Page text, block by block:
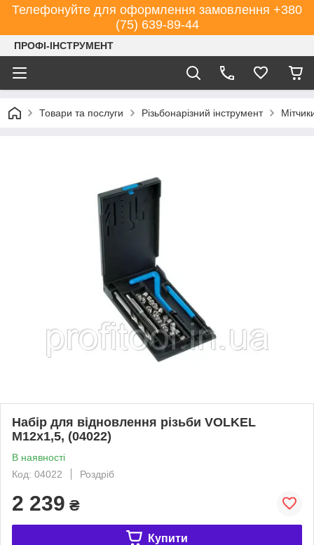
Телефонуйте для оформлення замовлення +380
(75) 639-89-44
ПРОФІ-ІНСТРУМЕНТ
Товари та послуги Різьбонарізний інструмент
Набір для відновлення різьби VOLKEL
М12х1,5, (04022)
В наявності
Код: 04022
Роздріб
2 239 ₴
Купити